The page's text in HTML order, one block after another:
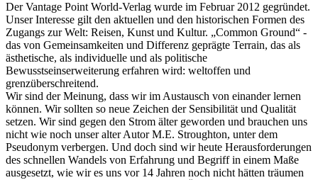
Der Vantage Point World-Verlag wurde im Februar 2012 gegründet.
Unser Interesse gilt den aktuellen und den historischen Formen des
Zugangs zur Welt: Reisen, Kunst und Kultur. „Common Ground“ -
das von Gemeinsamkeiten und Differenz geprägte Terrain, das als
ästhetische, als individuelle und als politische
Bewusstseinserweiterung erfahren wird: weltoffen und
grenzüberschreitend.
Wir sind der Meinung, dass wir im Austausch von einander lernen
können. Wir sollten so neue Zeichen der Sensibilität und Qualität
setzen. Wir sind gegen den Strom älter geworden und brauchen uns
nicht wie noch unser alter Autor M.E. Stroughton, unter dem
Pseudonym verbergen. Und doch sind wir heute Herausforderungen
des schnellen Wandels von Erfahrung und Begriff in einem Maße
ausgesetzt, wie wir es uns vor 14 Jahren noch nicht hätten träumen